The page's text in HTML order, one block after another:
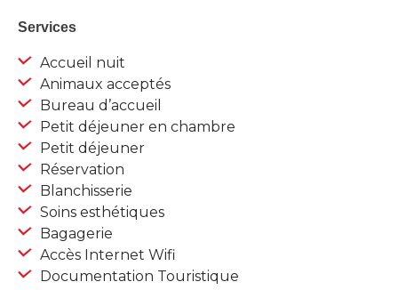
Services
Accueil nuit
Animaux acceptés
Bureau d’accueil
Petit déjeuner en chambre
Petit déjeuner
Réservation
Blanchisserie
Soins esthétiques
Bagagerie
Accès Internet Wifi
Documentation Touristique